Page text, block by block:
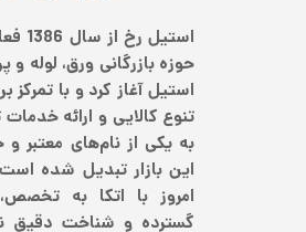
حوزه بازرگانی ورق، لوله
استیل آغاز کرد و با تمرکز
تنوع کالایی و ارائه
به یکی از نام‌های معتبر
این بازار تبدیل شده
امروز با اتکا به
گسترده و شناخت دقیق